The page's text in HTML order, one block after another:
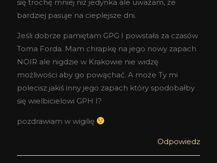
się trochę mniej niż jedynka ale uważam, że
bardziej pasuje na cieplejsze dni.
Jeśli dobrze pamiętam GPG I powstała za czasów
Toma Forda. Mam chrapkę na jego nowy zapach
NOIR ale nigdzie w Krakowie nie widzę
możliwości aby go powąchać. A może Ty mi
polecisz jakiś inny jego zapach który spodobałby
się wielbicielowi GPH I?
pozdrawiam w wigilię
Odpowiedz